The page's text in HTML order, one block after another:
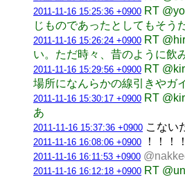
2011-11-16 15:25:36 +0900 RT
じものであったとしてもそう
2011-11-16 15:26:24 +0900 RT
い。ただ時々、昔のように飲
2011-11-16 15:29:56 +0900 RT
場所になんらかの線引きやガ
2011-11-16 15:30:17 +0900 RT
あ
2011-11-16 15:37:36 +0900 こない
2011-11-16 16:08:06 +0900 ！！！
2011-11-16 16:11:53 +0900
2011-11-16 16:12:18 +0900 RT